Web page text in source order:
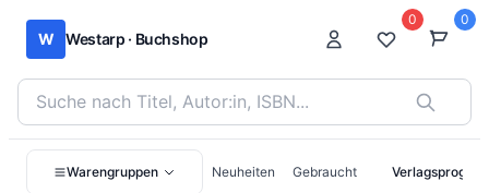
W Westarp · Buchshop
Bücher suchen nach Titel, Autor:in oder ISBN
0 0
Warengruppen Neuheiten Gebraucht